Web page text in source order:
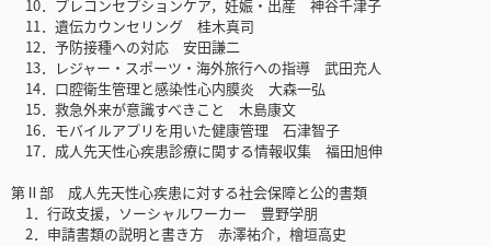
10．プレコンセプションケア，妊娠・出産 神谷千津子
11．遺伝カウンセリング 桂木真司
12．予防接種への対応 安田謙二
13．レジャー・スポーツ・海外旅行への指導 武田充人
14．口腔衛生管理と感染性心内膜炎 大森一弘
15．救急外来が意識すべきこと 木島康文
16．モバイルアプリを用いた健康管理 石津智子
17．成人先天性心疾患診療に関する情報収集 福田旭伸
第Ⅱ部 成人先天性心疾患に対する社会保障と公的書類
1．行政支援，ソーシャルワーカー 豊野学朋
2．申請書類の説明と書き方 赤澤祐介，檜垣高史